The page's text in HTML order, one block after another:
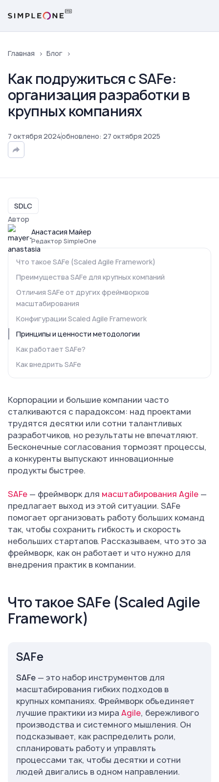
Главная Блог
Как подружиться с SAFe:
организация разработки в
крупных компаниях
7 октября 2024обновлено: 27 октября 2025
Корпорации и большие компании часто
сталкиваются с парадоксом: над проектами
трудятся десятки или сотни талантливых
разработчиков, но результаты не впечатляют.
Бесконечные согласования тормозят процессы,
а конкуренты выпускают инновационные
продукты быстрее.
SAFe — фреймворк для масштабирования Agile —
предлагает выход из этой ситуации. SAFe
помогает организовать работу больших команд
так, чтобы сохранить гибкость и скорость
небольших стартапов. Рассказываем, что это за
фреймворк, как он работает и что нужно для
внедрения практик в компании.
Что такое SAFe (Scaled Agile
Framework)
SAFe
SAFe — это набор инструментов для
масштабирования гибких подходов в
крупных компаниях. Фреймворк объединяет
лучшие практики из мира Agile, бережливого
производства и системного мышления. Он
подсказывает, как распределить роли,
спланировать работу и управлять
процессами так, чтобы десятки и сотни
людей двигались в одном направлении.
SDLC
Автор
Анастасия Майер
Редактор SimpleOne
Что такое SAFe (Scaled Agile Framework)
Преимущества SAFe для крупных компаний
Отличия SAFe от других фреймворков
масштабирования
Конфигурации Scaled Agile Framework
Принципы и ценности методологии
Как работает SAFe?
Как внедрить SAFe